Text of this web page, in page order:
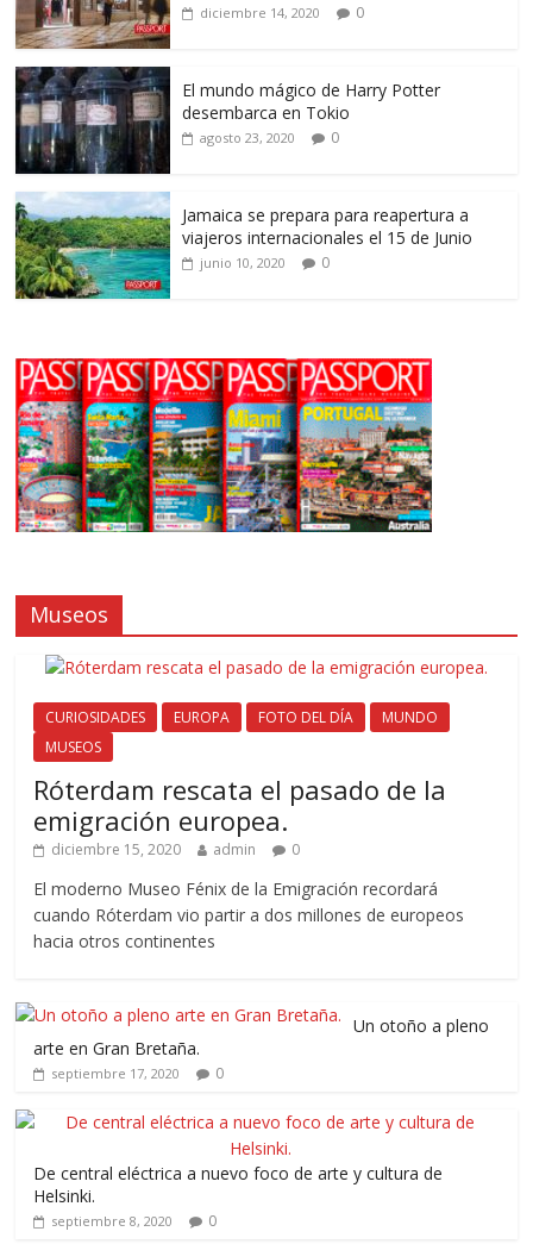
diciembre 14, 2020 0
El mundo mágico de Harry Potter
desembarca en Tokio
agosto 23, 2020 0
Jamaica se prepara para reapertura a
viajeros internacionales el 15 de Junio
junio 10, 2020 0
Museos
CURIOSIDADES EUROPA FOTO DEL DÍA
MUNDO
MUSEOS
Róterdam rescata el pasado de la
emigración europea.
diciembre 15, 2020 admin 0
El moderno Museo Fénix de la Emigración recordará
cuando Róterdam vio partir a dos millones de europeos
hacia otros continentes
Un otoño a pleno
arte en Gran Bretaña.
septiembre 17, 2020 0
De central eléctrica a nuevo foco de arte y cultura de
Helsinki.
septiembre 8, 2020 0